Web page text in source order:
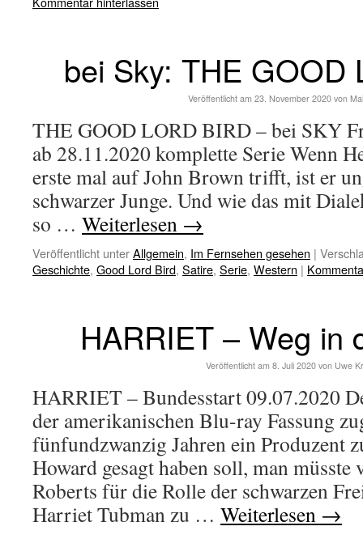
bei Sky: THE GOOD
Veröffentlicht am 23. November 2020 von
THE GOOD LORD BIRD – bei SKY
ab 28.11.2020 komplette Serie Wenn
erste mal auf John Brown trifft, ist er
schwarzer Junge. Und wie das mit
so … Weiterlesen →
Veröffentlicht unterAllgemein, Im Fernsehen gesehen |
Geschichte, Good Lord Bird, Satire, Serie, Western |
HARRIET – Weg in
Veröffentlicht am 8. Juli 2020 von Uwe
HARRIET – Bundesstart 09.07.2020
der amerikanischen Blu-ray Fassung
fünfundzwanzig Jahren ein Produzent
Howard gesagt haben soll, man müsste
Roberts für die Rolle der schwarzen
Harriet Tubman zu … Weiterlesen →